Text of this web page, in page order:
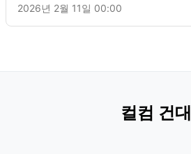
맞추고 있다.
2026년 2월 11일 00:00
컬컴 건대